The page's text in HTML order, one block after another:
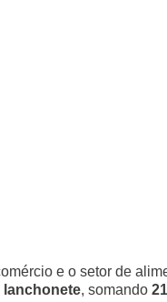
e o setor de
lanchonete, somando